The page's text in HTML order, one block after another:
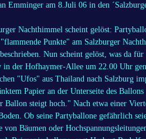
Emminger am 8.Juli 06 in den
Nachthimmel scheint gelöst:
Punkte" am Salzburger
Nun scheint gelöst, was da
in der Hofhaymer-Allee um 22.00 Uhr
"Ufos" aus Thailand nach Salzburg
Papier an der Unterseite des
steigt hoch." Nach etwa einer
Ob seine Partyballone gefährlich
Bäumen oder